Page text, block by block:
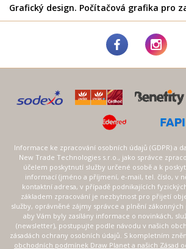
Grafický design. Počítačová grafika pro
Informace ke zpracování osobních údajů (GDPR) a
New Trade Technologies s.r.o., jako správce
účelem poskytnutí služby určené osobě a k
informací (jméno a příjmení, e-mail, tel. číslo, v
kontaktní adresa, v případě podnikajících
základem zpracování je nezbytnost pro přijetí
služby, oprávněné zájmy správce a plnění
aby Vám byly zasílány informace o novinkách,
(newsletter), postupujte podle návodu v našich
zásadách ochrany osobních údajů. S kompletním
obchodních podmínek Draw Planet a našich Zásad